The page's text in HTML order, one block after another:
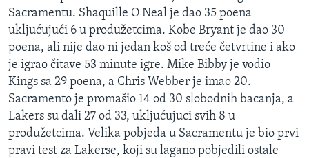
SLOBODA MEDIJA
ŽENSKA STRANA
IZBJEGLIČKA STRANA
MAGAZIN
O GLASU AMERIKE
Learning English
Sacramentu. Shaquille O Neal je dao 35 poena
ukljućujući 6 u produžetcima. Kobe Bryant je dao 30
poena, ali nije dao ni jedan koš od treće četvrtine i ako
je igrao čitave 53 minute igre. Mike Bibby je vodio
Kings sa 29 poena, a Chris Webber je imao 20.
Sacramento je promašio 14 od 30 slobodnih bacanja, a
Lakers su dali 27 od 33, ukljućujuci svih 8 u
produžetcima. Velika pobjeda u Sacramentu je bio prvi
pravi test za Lakerse, koji su lagano pobjedili ostale